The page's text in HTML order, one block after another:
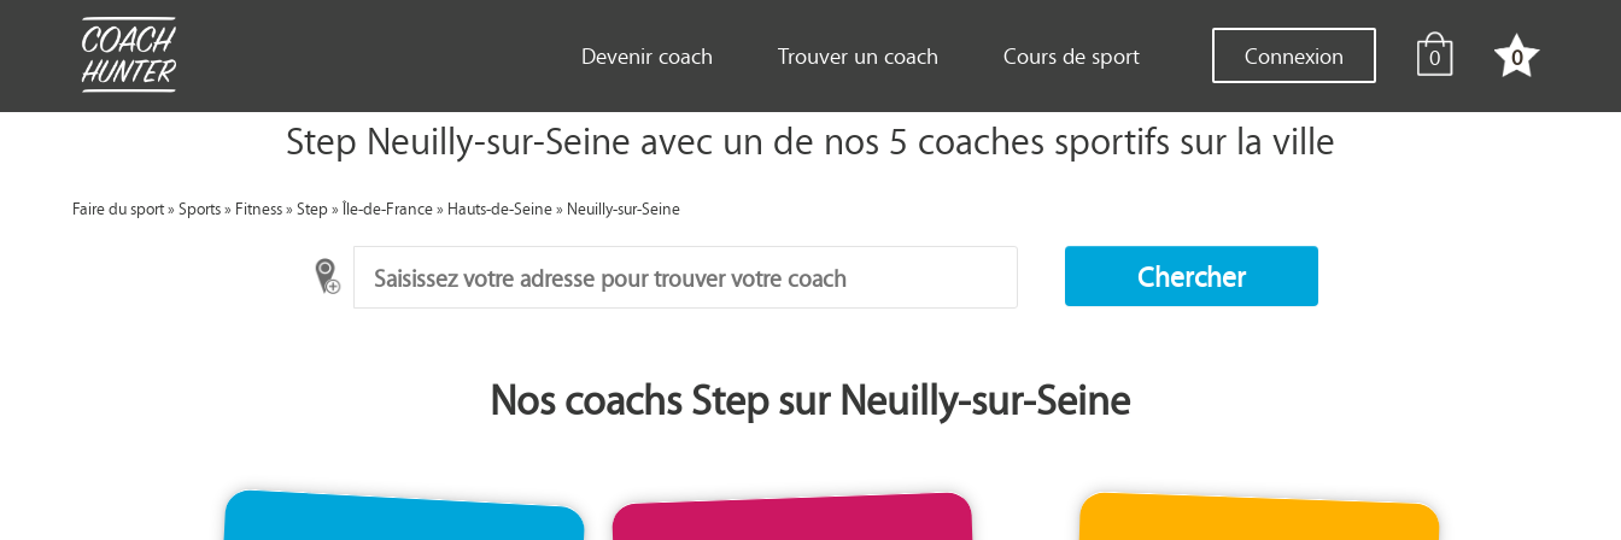
Connexion 0 0
Devenir coach Trouver un coach Cours de sport
Step Neuilly-sur-Seine avec un de nos 5 coaches sportifs sur la ville
Faire du sport»Sports»Fitness»Step»Île-de-France»Hauts-de-Seine»Neuilly-sur-Seine
Chercher
Nos coachs Step sur Neuilly-sur-Seine